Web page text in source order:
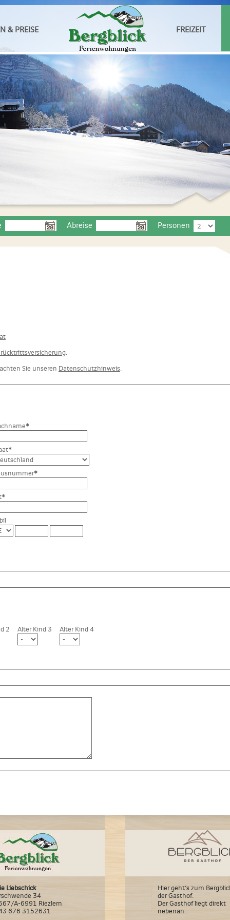
Abreise Personen
& PREISE FREIZEIT
.
Sie unseren Datenschutzhinweis.
*
*
*
*
2 Alter Kind 3 Alter Kind 4
Liebschick
34
A-6991 Riezlern
676 3152631
Hier geht‘s zum
der Gasthof.
Der Gasthof liegt direkt
nebenan.